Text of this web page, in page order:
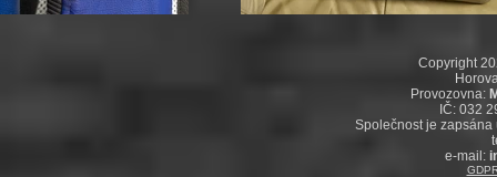
Copyright
Provozovna:
IČ: 032
Společnost je zapsána
e-mail: